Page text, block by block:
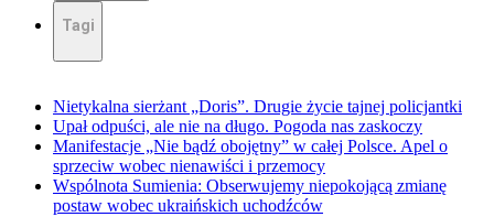
Tagi
Nietykalna sierżant „Doris”. Drugie życie tajnej policjantki
Upał odpuści, ale nie na długo. Pogoda nas zaskoczy
Manifestacje „Nie bądź obojętny” w całej Polsce. Apel o
sprzeciw wobec nienawiści i przemocy
Wspólnota Sumienia: Obserwujemy niepokojącą zmianę
postaw wobec ukraińskich uchodźców